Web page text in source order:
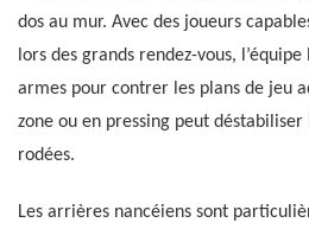
dos au mur. Avec des joueurs
lors des grands rendez-vous,
armes pour contrer les plans de jeu
zone ou en pressing peut
rodées.
Les arrières nancéiens sont